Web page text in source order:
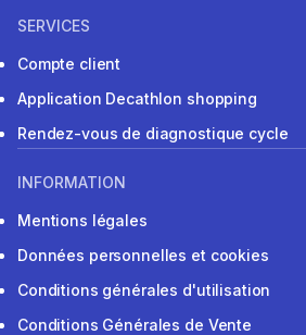
SERVICES
Compte client
Application Decathlon shopping
Rendez-vous de diagnostique cycle
INFORMATION
Mentions légales
Données personnelles et cookies
Conditions générales d'utilisation
Conditions Générales de Vente